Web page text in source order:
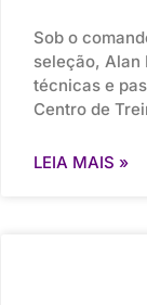
Sob o
seleção, Alan
técnicas e
Centro de
LEIA MAIS »